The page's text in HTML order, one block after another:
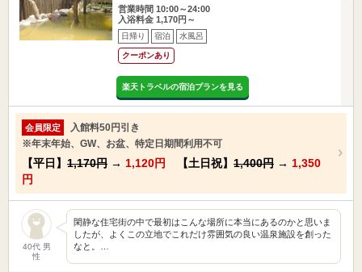
営業時間 10:00～24:00
入浴料金 1,170円～
日帰り 宿泊 水風呂
クーポンあり
楽天トラベルの宿泊プランを見る
会員限定
入館料50円引き
※年末年始、GW、お盆、特定日期間利用不可
【平日】 1,170円 → 1,120円 【土日祝】 1,400円 → 1,350
円
40代 男
性
閑静な住宅街の中で最初はこんな場所に本当にあるのかと思いま
したが、よくこの立地でこれだけ雰囲気の良い温泉施設を創った
なと。…